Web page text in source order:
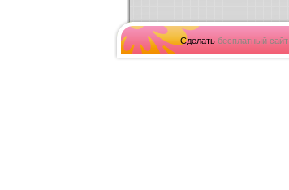
Сделать бесплатный сайт